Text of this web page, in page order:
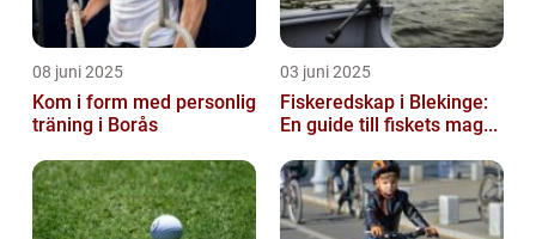
08 juni 2025
Kom i form med personlig
träning i Borås
03 juni 2025
Fiskeredskap i Blekinge:
En guide till fiskets mag...